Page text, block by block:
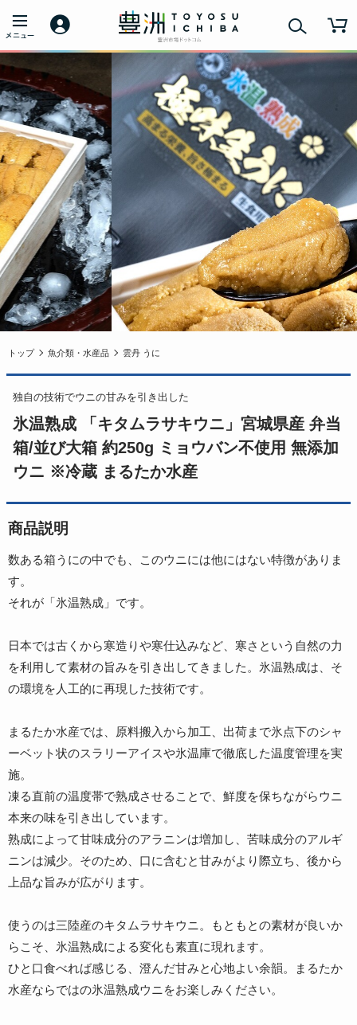
トップ 魚介類・水産品 雲丹 うに
独自の技術でウニの甘みを引き出した
氷温熟成 「キタムラサキウニ」宮城県産 弁当
箱/並び大箱 約250g ミョウバン不使用 無添加
ウニ ※冷蔵 まるたか水産
商品説明
数ある箱うにの中でも、このウニには他にはない特徴がありま
す。
それが「氷温熟成」です。
日本では古くから寒造りや寒仕込みなど、寒さという自然の力
を利用して素材の旨みを引き出してきました。氷温熟成は、そ
の環境を人工的に再現した技術です。
まるたか水産では、原料搬入から加工、出荷まで氷点下のシャ
ーベット状のスラリーアイスや氷温庫で徹底した温度管理を実
施。
凍る直前の温度帯で熟成させることで、鮮度を保ちながらウニ
本来の味を引き出しています。
熟成によって甘味成分のアラニンは増加し、苦味成分のアルギ
ニンは減少。そのため、口に含むと甘みがより際立ち、後から
上品な旨みが広がります。
使うのは三陸産のキタムラサキウニ。もともとの素材が良いか
らこそ、氷温熟成による変化も素直に現れます。
ひと口食べれば感じる、澄んだ甘みと心地よい余韻。まるたか
水産ならではの氷温熟成ウニをお楽しみください。